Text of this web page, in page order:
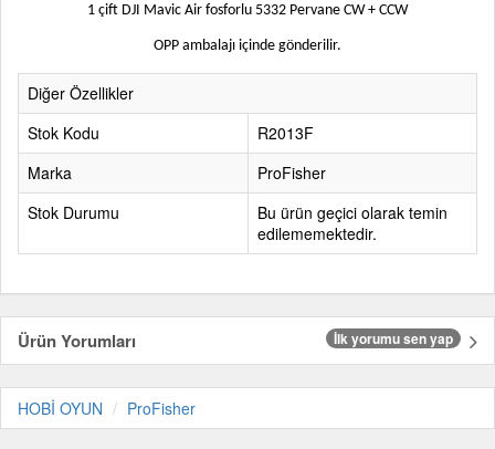
1 çift DJI Mavic Air fosforlu 5332 Pervane CW + CCW
OPP ambalajı içinde gönderilir.
Diğer Özellikler
Stok Kodu
R2013F
Marka
ProFisher
Stok Durumu
Bu ürün geçici olarak temin
edilememektedir.
Ürün Yorumları İlk yorumu sen yap
HOBİ OYUN ProFisher